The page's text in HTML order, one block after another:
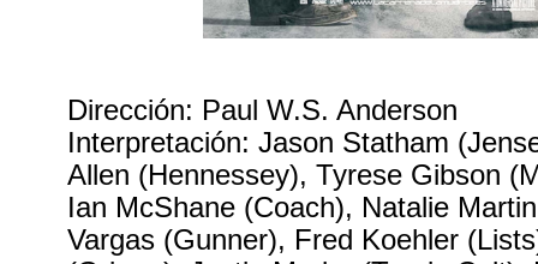
Dirección: Paul W.S. Anderson
Interpretación: Jason Statham
Allen (Hennessey), Tyrese Gibson
Ian McShane (Coach), Natalie
Vargas (Gunner), Fred Koehler